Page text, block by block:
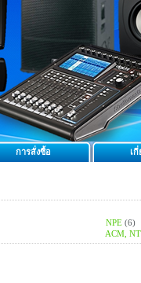
การสั่งซื้อ เกี่
NPE (6)
ACM,